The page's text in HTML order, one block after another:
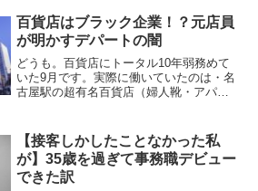
百貨店はブラック企業！？元店員
が明かすデパートの闇
どうも。百貨店にトータル10年弱務めて
いた9月です。実際に働いていたのは・名
古屋駅の超有名百貨店（婦人靴・アパレ
すがその時に感じていた違和感が最近ど
んどん膨らんできてと...
【接客しかしたことなかった私
が】35歳を過ぎて事務職デビュー
できた訳